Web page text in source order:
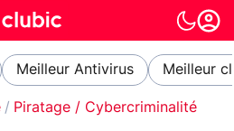
Meilleur Antivirus Meilleur
Piratage / Cybercriminalité